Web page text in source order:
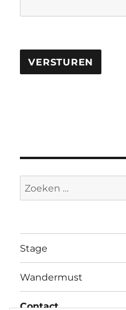
VERSTUREN
Zoeken
naar:
Stage
Wandermust
Contact